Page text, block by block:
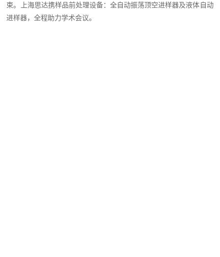
束。上海思达携样品前处理设备：全自动振荡顶空进样器及液体自动
进样器，全程助力学术会议。